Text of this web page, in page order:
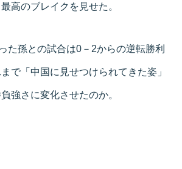
高のブレイクを見せた。
た孫との試合は0－2からの逆転勝利
で「中国に見せつけられてきた姿」
強さに変化させたのか。